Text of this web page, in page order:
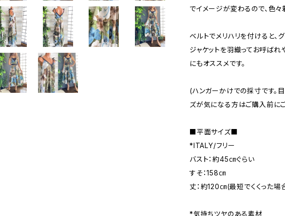
でイメージが変わるので、色々
ベルトでメリハリを付けると、
ジャケットを羽織ってお呼ば
にもオススメです。
(ハンガーかけでの採寸です。
ズが気になる方はご購入前に
■平面サイズ■
*ITALY/フリー
バスト：約45㎝ぐらい
すそ：158㎝
丈：約120㎝(最短でくくった場
*気持ちツヤのある素材